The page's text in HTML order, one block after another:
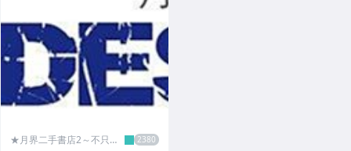
★月界二手書店2～不只是